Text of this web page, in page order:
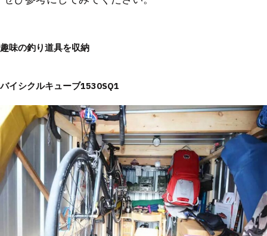
趣味の釣り道具を収納
バイシクルキューブ1530SQ1